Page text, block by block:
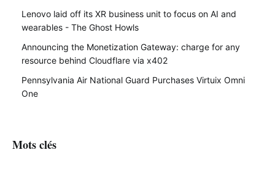
Lenovo laid off its XR business unit to focus on AI and
wearables - The Ghost Howls
Announcing the Monetization Gateway: charge for any
resource behind Cloudflare via x402
Pennsylvania Air National Guard Purchases Virtuix Omni
One
Mots clés